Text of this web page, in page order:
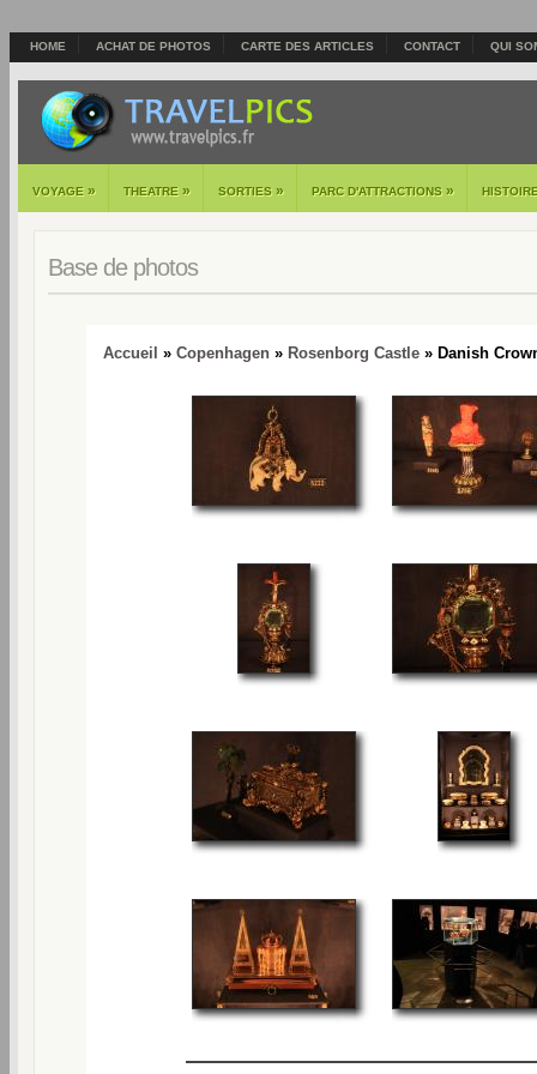
HOME ACHAT DE PHOTOS CARTE DES ARTICLES CONTACT QUI
VOYAGE » THEATRE » SORTIES » PARC D'ATTRACTIONS »
Base de photos
Accueil » Copenhagen » Rosenborg Castle » Danish